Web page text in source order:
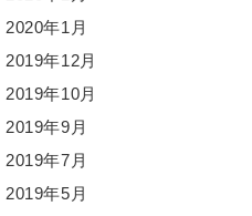
2020年1月
2019年12月
2019年10月
2019年9月
2019年7月
2019年5月